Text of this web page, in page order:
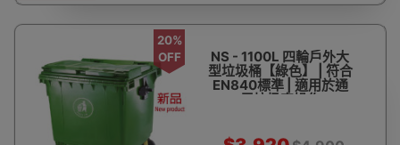
20%
OFF
NS - 1100L 四輪戶外大
型垃圾桶【綠色】 | 符合
EN840標準 | 適用於通
用垃圾車操作